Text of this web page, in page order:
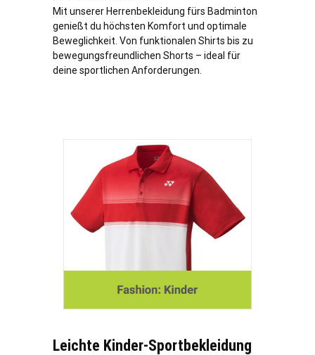
Mit unserer Herrenbekleidung fürs Badminton
genießt du höchsten Komfort und optimale
Beweglichkeit. Von funktionalen Shirts bis zu
bewegungsfreundlichen Shorts – ideal für
deine sportlichen Anforderungen.
Leichte Kinder-Sportbekleidung